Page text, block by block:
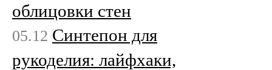
облицовки стен
05.12 Синтепон для
рукоделия: лайфхаки,